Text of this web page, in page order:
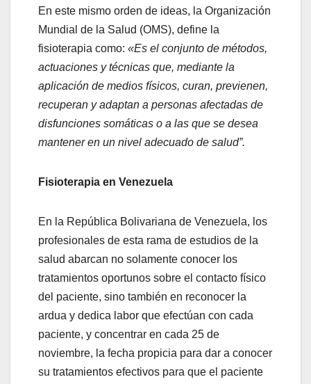
En este mismo orden de ideas, la Organización
Mundial de la Salud (OMS), define la
fisioterapia como: «Es el conjunto de métodos,
actuaciones y técnicas que, mediante la
aplicación de medios físicos, curan, previenen,
recuperan y adaptan a personas afectadas de
disfunciones somáticas o a las que se desea
mantener en un nivel adecuado de salud”.
Fisioterapia en Venezuela
En la República Bolivariana de Venezuela, los
profesionales de esta rama de estudios de la
salud abarcan no solamente conocer los
tratamientos oportunos sobre el contacto físico
del paciente, sino también en reconocer la
ardua y dedica labor que efectúan con cada
paciente, y concentrar en cada 25 de
noviembre, la fecha propicia para dar a conocer
su tratamientos efectivos para que el paciente